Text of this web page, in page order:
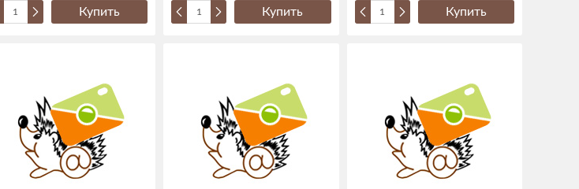
Купить Купить Купить